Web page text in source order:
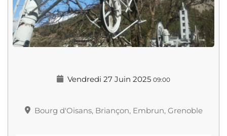
Vendredi 27 Juin 2025 09:00
Bourg d'Oisans, Briançon, Embrun, Grenoble